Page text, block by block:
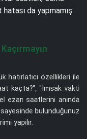
da yapmamış
hatırlatıcı özellikleri ile
kaçta?", "İmsak vakti
ezan saatlerini anında
bulunduğunuz
yapılır.